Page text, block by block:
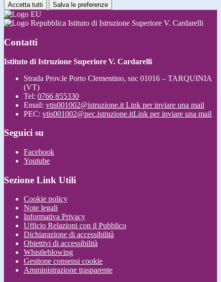
Accetta tutti Salva le preferenze
Istituto di Istruzione Superiore V. Cardarelli
Contatti
Istituto di Istruzione Superiore V. Cardarelli
Strada Prov.le Porto Clementino, snc 01016 – TARQUINIA
(VT)
Tel: 0766 855330
Email: vtis001002@istruzione.it Link per inviare una mail
PEC: vtis001002@pec.istruzione.itLink per inviare una mail
Seguici su
Facebook
Youtube
Sezione Link Utili
Cookie policy
Note legali
Informativa Privacy
Ufficio Relazioni con il Pubblico
Dichiarazione di accessibilità
Obiettivi di accessibilità
Whistleblowing
Gestione consensi cookie
Amministrazione trasparente